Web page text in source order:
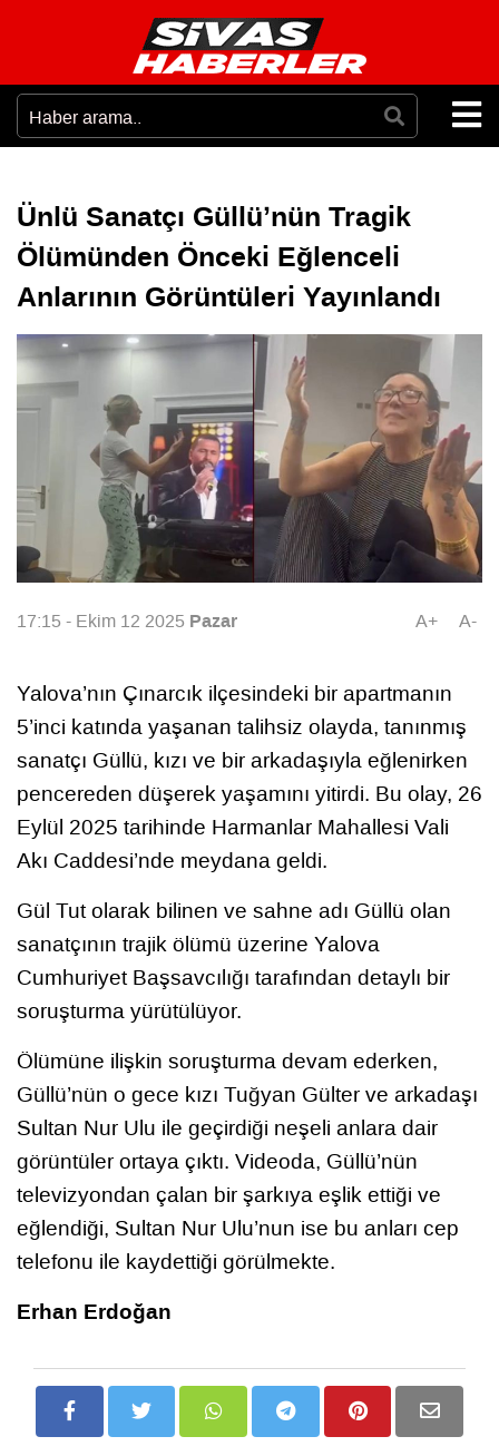
Ünlü Sanatçı Güllü’nün Tragik
Ölümünden Önceki Eğlenceli
Anlarının Görüntüleri Yayınlandı
17:15 - Ekim 12 2025 Pazar A+ A-
Yalova’nın Çınarcık ilçesindeki bir apartmanın
5’inci katında yaşanan talihsiz olayda, tanınmış
sanatçı Güllü, kızı ve bir arkadaşıyla eğlenirken
pencereden düşerek yaşamını yitirdi. Bu olay, 26
Eylül 2025 tarihinde Harmanlar Mahallesi Vali
Akı Caddesi’nde meydana geldi.
Gül Tut olarak bilinen ve sahne adı Güllü olan
sanatçının trajik ölümü üzerine Yalova
Cumhuriyet Başsavcılığı tarafından detaylı bir
soruşturma yürütülüyor.
Ölümüne ilişkin soruşturma devam ederken,
Güllü’nün o gece kızı Tuğyan Gülter ve arkadaşı
Sultan Nur Ulu ile geçirdiği neşeli anlara dair
görüntüler ortaya çıktı. Videoda, Güllü’nün
televizyondan çalan bir şarkıya eşlik ettiği ve
eğlendiği, Sultan Nur Ulu’nun ise bu anları cep
telefonu ile kaydettiği görülmekte.
Erhan Erdoğan